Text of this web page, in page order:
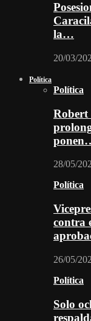
la…
20/03/
Política
Política
Robert
28/05/
Política
contra
26/05/
Política
Solo